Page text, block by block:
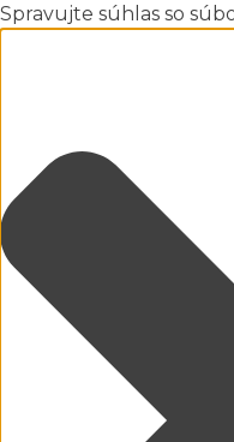
Spravujte súhlas so